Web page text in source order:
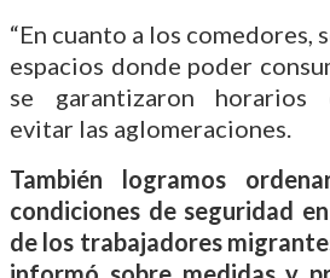
“En cuanto a los
espacios donde poder
se garantizaron horarios
evitar las aglomeraciones.
También logramos
condiciones de seguridad
de los trabajadores